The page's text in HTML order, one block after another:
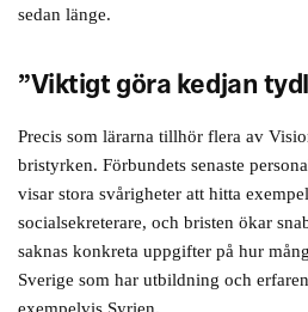
sedan länge.
”Viktigt göra kedjan
Precis som lärarna tillhör flera av
bristyrken. Förbundets senaste
visar stora svårigheter att hitta
socialsekreterare, och bristen ökar
saknas konkreta uppgifter på hur
Sverige som har utbildning och